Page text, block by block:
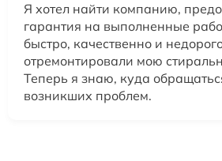
Я хотел найти компанию,
гарантия на выполненные
быстро, качественно и
отремонтировали мою
Теперь я знаю, куда
возникших проблем.